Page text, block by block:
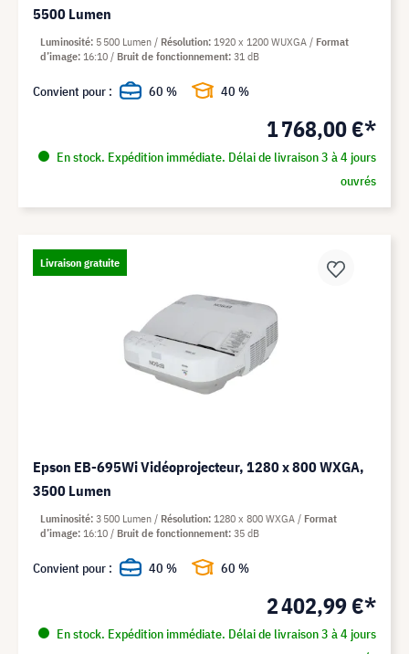
5500 Lumen
1 768,00 €*
En stock. Expédition immédiate. Délai de livraison 3 à 4 jours
ouvrés
Luminosité 5 500 Lumen Résolution 1920 x 1200 WUXGA
Format
d’image 16:10 Bruit de fonctionnement 31 dB
Convient pour : 60 % 40 %
Livraison gratuite
Epson EB-695Wi Vidéoprojecteur, 1280 x 800 WXGA,
3500 Lumen
2 402,99 €*
En stock. Expédition immédiate. Délai de livraison 3 à 4 jours
Luminosité 3 500 Lumen Résolution 1280 x 800 WXGA
Format
d’image 16:10 Bruit de fonctionnement 35 dB
Convient pour : 40 % 60 %